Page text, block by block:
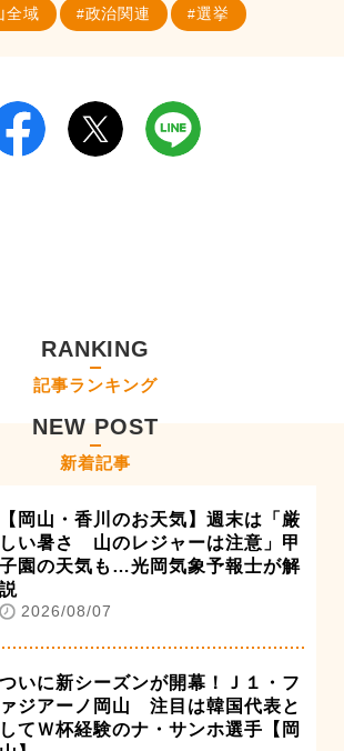
全域 政治関連 選挙
RANKING
記事ランキング
NEW POST
新着記事
【岡山・香川のお天気】週末は「厳
しい暑さ 山のレジャーは注意」甲
子園の天気も…光岡気象予報士が解
説
2026/08/07
ついに新シーズンが開幕！Ｊ１・フ
ァジアーノ岡山 注目は韓国代表と
してＷ杯経験のナ・サンホ選手【岡